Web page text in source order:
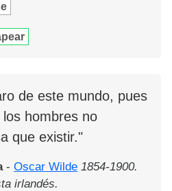
de este mundo, pues
hombres no
que existir."
-Oscar Wilde 1854-1900.
irlandés.